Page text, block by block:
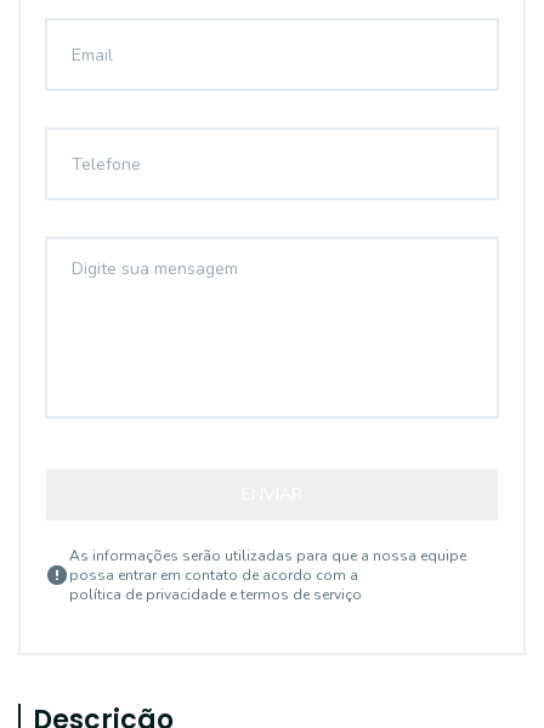
As informações serão utilizadas para que a nossa equipe
possa entrar em contato de acordo com a
política de privacidade e termos de serviço
Descrição